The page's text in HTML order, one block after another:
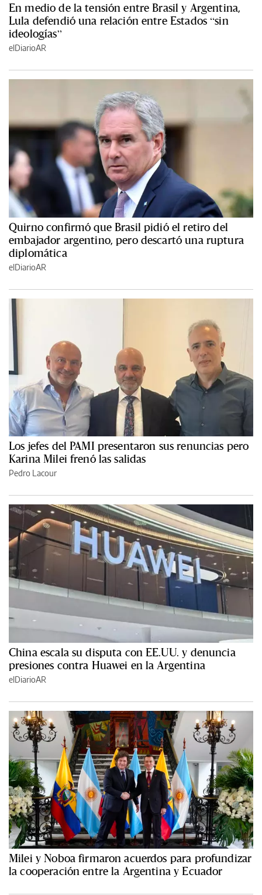
En medio de la tensión entre Brasil y Argentina,
Lula defendió una relación entre Estados “sin
ideologías”
elDiarioAR
Quirno confirmó que Brasil pidió el retiro del
embajador argentino, pero descartó una ruptura
diplomática
elDiarioAR
Los jefes del PAMI presentaron sus renuncias pero
Karina Milei frenó las salidas
Pedro Lacour
China escala su disputa con EE.UU. y denuncia
presiones contra Huawei en la Argentina
elDiarioAR
Milei y Noboa firmaron acuerdos para profundizar
la cooperación entre la Argentina y Ecuador